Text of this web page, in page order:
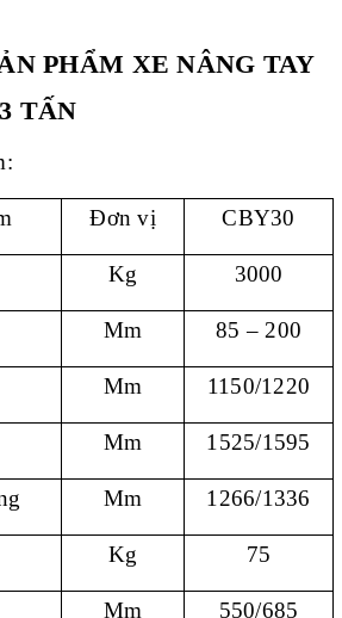
PHẨM XE NÂNG TAY
TẤN
Đơn vị CBY30
Kg 3000
Mm 85 – 200
Mm 1150/1220
Mm 1525/1595
Mm 1266/1336
Kg 75
Mm 550/685